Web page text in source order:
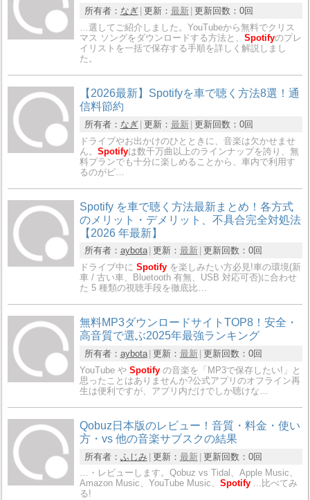
所有者： なぎ 更新： 最新 更新回数： 0回
…選してご紹介しました。YouTubeから無料でクリス
マス ソングをダウンロードする方法と、Spotifyのプレ
イリストを一括で保存する手順を詳しく解説しまし
た。
【2026最新】Spotifyを車で聴く方法8選！通
信料節約
所有者： なぎ 更新： 最新 更新回数： 0回
ドライブやお出かけのひとときに、音楽は欠かせませ
ん。Spotifyは数千万曲以上のラインナップを誇り、無
料プランでも十分に楽しめることから、車内で利用す
るのがピ…
Spotify を車で聴く方法最新まとめ！各方式
のメリット・デメリット、不具合完全対処法
【2026 年最新】
所有者： aybota 更新： 最新 更新回数： 0回
ドライブ中にSpotify を楽しみたい方必見!車の環境(新
車 / 古い車、Bluetooth 有無、USB 対応可否)に合わせ
た 5 種類の視聴手段を徹底比…
無料MP3ダウンロードサイトTOP8！安全・
高音質で選ぶ2025年最強ランキング
所有者： aybota 更新： 最新 更新回数： 0回
YouTube やSpotify の音楽を「MP3で保存したい!」と
思ったことはありませんか?公式アプリのオフライン再
生は便利ですが、アプリ内だけでしか聴けな…
Qobuz日本版のレビュー！音質・料金・使い
方・vs 他の音楽サブスクの結果
所有者： ふじみ 更新： 最新 更新回数： 0回
…・レビューします。Qobuz vs Tidal、Apple Music、
Amazon Music、YouTube Music、Spotify ...比べてみ
る!